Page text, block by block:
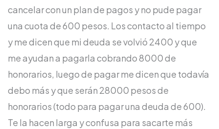
cancelar con un plan de pagos y no pude pagar
una cuota de 600 pesos. Los contacto al tiempo
y me dicen que mi deuda se volvió 2400 y que
me ayudan a pagarla cobrando 8000 de
honorarios, luego de pagar me dicen que todavía
debo más y que serán 28000 pesos de
honorarios (todo para pagar una deuda de 600).
Te la hacen larga y confusa para sacarte más